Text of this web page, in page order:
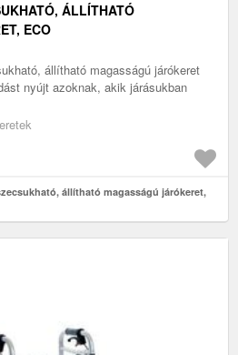
ÁLLÍTHATÓ
ECO
állítható magasságú járókeret
nyújt azoknak, akik járásukban
állítható magasságú járókeret,